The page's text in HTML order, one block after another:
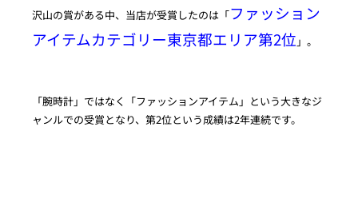
沢山の賞がある中、当店が受賞したのは「ファッション
アイテムカテゴリー東京都エリア第2位 」。
「腕時計」ではなく「ファッションアイテム」という大きなジ
ャンルでの受賞となり、第2位という成績は2年連続です。